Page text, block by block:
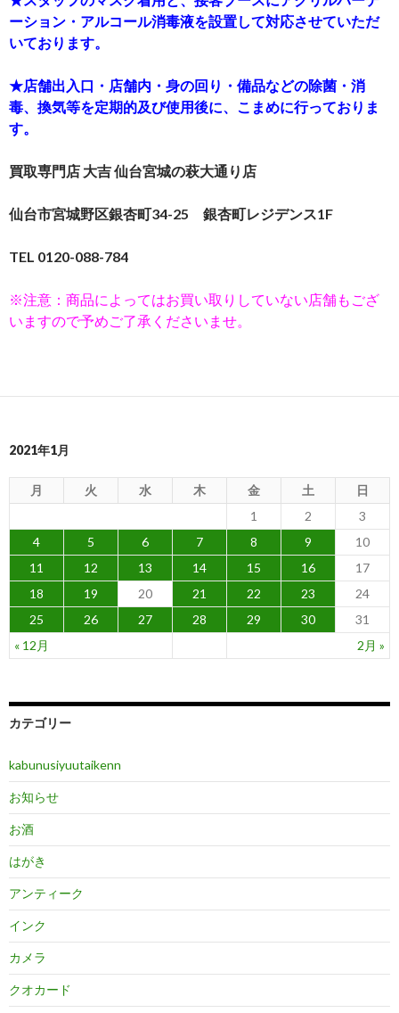
ーション・アルコール消毒液を設置して対応させていただ
いております。
★店舗出入口・店舗内・身の回り・備品などの除菌・消
毒、換気等を定期的及び使用後に、こまめに行っておりま
す。
買取専門店 大吉 仙台宮城の萩大通り店
仙台市宮城野区銀杏町34-25 銀杏町レジデンス1F
TEL 0120-088-784
※注意：商品によってはお買い取りしていない店舗もござ
いますので予めご了承くださいませ。
2021年1月
月 火 水 木 金 土 日
« 12月 2月 »
1 2
3
4
5 6 7 8 9
10
11
12 13 14 15 16
17
18
19 20 21 22 23
24
25
26 27 28 29 30 31
カテゴリー
kabunusiyuutaikenn
お知らせ
お酒
はがき
アンティーク
インク
カメラ
クオカード